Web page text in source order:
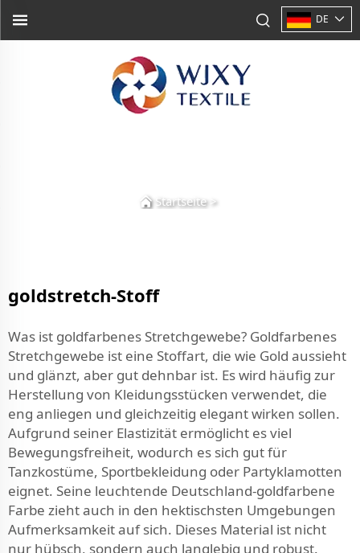
DE
Startseite>
goldstretch-Stoff
Was ist goldfarbenes Stretchgewebe? Goldfarbenes
Stretchgewebe ist eine Stoffart, die wie Gold aussieht
und glänzt, aber gut dehnbar ist. Es wird häufig zur
Herstellung von Kleidungsstücken verwendet, die
eng anliegen und gleichzeitig elegant wirken sollen.
Aufgrund seiner Elastizität ermöglicht es viel
Bewegungsfreiheit, wodurch es sich gut für
Tanzkostüme, Sportbekleidung oder Partyklamotten
eignet. Seine leuchtende Deutschland-goldfarbene
Farbe zieht auch in den hektischsten Umgebungen
Aufmerksamkeit auf sich. Dieses Material ist nicht
nur hübsch, sondern auch langlebig und robust.